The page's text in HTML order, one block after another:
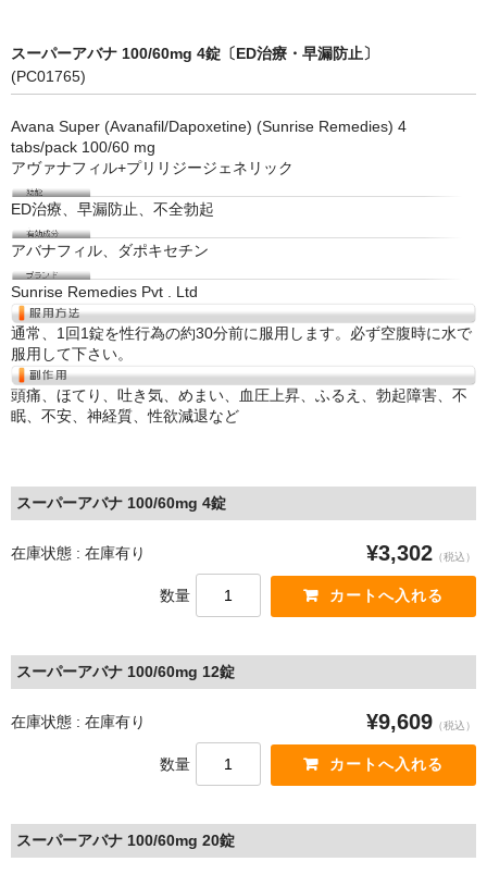
スーパーアバナ 100/60mg 4錠〔ED治療・早漏防止〕
(PC01765)
Avana Super (Avanafil/Dapoxetine) (Sunrise Remedies) 4
tabs/pack 100/60 mg
アヴァナフィル+プリリジージェネリック
ED治療、早漏防止、不全勃起
アバナフィル、ダポキセチン
Sunrise Remedies Pvt . Ltd
通常、1回1錠を性行為の約30分前に服用します。必ず空腹時に水で
服用して下さい。
頭痛、ほてり、吐き気、めまい、血圧上昇、ふるえ、勃起障害、不
眠、不安、神経質、性欲減退など
スーパーアバナ 100/60mg 4錠
在庫状態 : 在庫有り ¥3,302 （税込）
数量
スーパーアバナ 100/60mg 12錠
在庫状態 : 在庫有り ¥9,609 （税込）
数量
スーパーアバナ 100/60mg 20錠